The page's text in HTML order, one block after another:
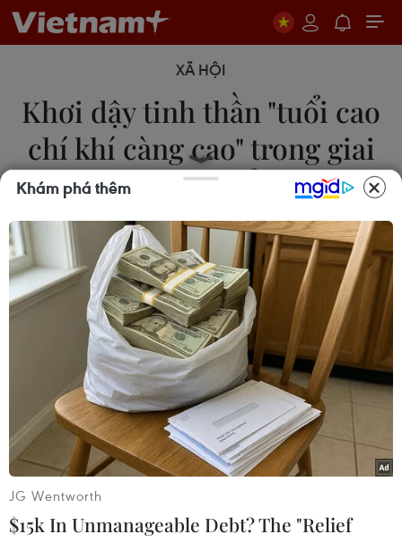
XÃ HỘI
Khơi dậy tinh thần "tuổi cao
chí khí càng cao" trong giai
đoạn phát triển mới
06/06/2026 04:50
Tổng Bí thư, Chủ tịch nước Tô Lâm nhấn mạnh vai
trò của người cao tuổi và các nhiệm vụ phát triển
bền vững trong giai đoạn mới của đất nước.
Khám phá thêm
JG Wentworth
$15k In Unmanageable Debt? The "Relief